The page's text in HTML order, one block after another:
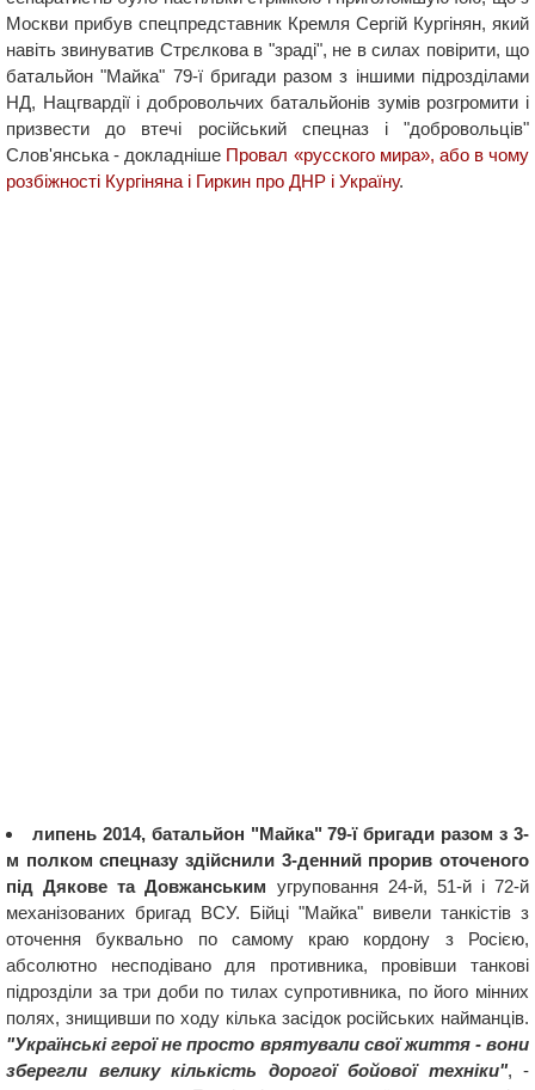
Москви прибув спецпредставник Кремля Сергій Кургінян, який
навіть звинуватив Стрєлкова в "зраді", не в силах повірити, що
батальйон "Майка" 79-ї бригади разом з іншими підрозділами
НД, Нацгвардії і добровольчих батальйонів зумів розгромити і
призвести до втечі російський спецназ і "добровольців"
Слов'янська - докладніше Провал «русского мира», або в чому
розбіжності Кургіняна і Гиркин про ДНР і Україну.
липень 2014, батальйон "Майка" 79-ї бригади разом з 3-
м полком спецназу здійснили 3-денний прорив оточеного
під Дякове та Довжанським угруповання 24-й, 51-й і 72-й
механізованих бригад ВСУ. Бійці "Майка" вивели танкістів з
оточення буквально по самому краю кордону з Росією,
абсолютно несподівано для противника, провівши танкові
підрозділи за три доби по тилах супротивника, по його мінних
полях, знищивши по ходу кілька засідок російських найманців.
"Українські герої не просто врятували свої життя - вони
зберегли велику кількість дорогої бойової техніки", -